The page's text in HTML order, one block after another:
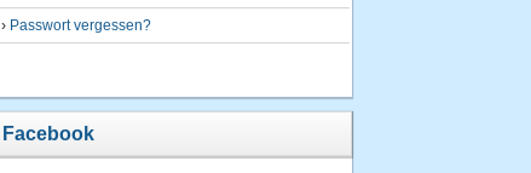
› Passwort vergessen?
Facebook